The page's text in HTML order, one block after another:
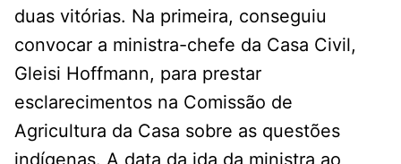
duas vitórias. Na primeira, conseguiu
convocar a ministra-chefe da Casa Civil,
Gleisi Hoffmann, para prestar
esclarecimentos na Comissão de
Agricultura da Casa sobre as questões
indígenas. A data da ida da ministra ao